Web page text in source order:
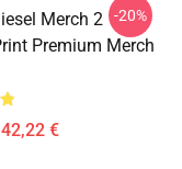
Merch 2
Premium Merch
€
-20%